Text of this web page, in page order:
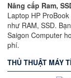
Nâng cấp Ram,
Laptop HP
như RAM, SSD.
Saigon Computer
phí.
THỦ THUẬT MÁY